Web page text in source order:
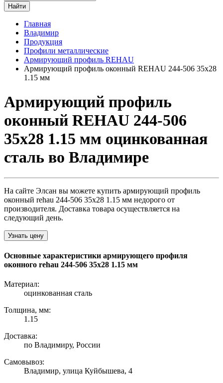
Найти
Главная
Владимир
Продукция
Профили металлические
Армирующий профиль REHAU
Армирующий профиль оконный REHAU 244-506 35х28
1.15 мм
Армирующий профиль
оконный REHAU 244-506
35х28 1.15 мм оцинкованная
сталь во Владимире
На сайте Элсан вы можете купить армирующий профиль
оконный rehau 244-506 35х28 1.15 мм недорого от
производителя. Доставка товара осуществляется на
следующий день.
Узнать цену
Основные характеристики армирующего профиля
оконного rehau 244-506 35х28 1.15 мм
Материал:
оцинкованная сталь
Толщина, мм:
1.15
Доставка:
по Владимиру, России
Самовывоз:
Владимир, улица Куйбышева, 4